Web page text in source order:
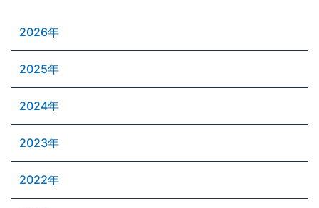
2026年
2025年
2024年
2023年
2022年